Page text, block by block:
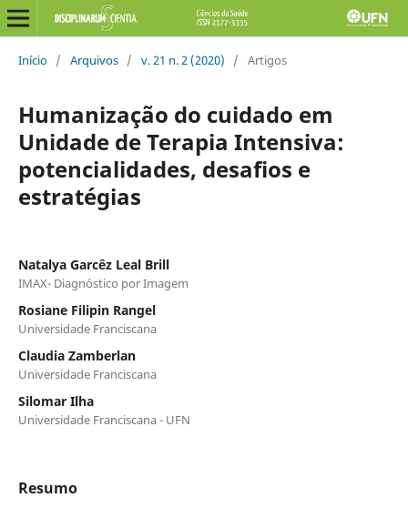
Início / Arquivos / v. 21 n. 2 (2020) / Artigos
Humanização do cuidado em
Unidade de Terapia Intensiva:
potencialidades, desafios e
estratégias
Natalya Garcêz Leal Brill
IMAX- Diagnóstico por Imagem
Rosiane Filipin Rangel
Universidade Franciscana
Claudia Zamberlan
Universidade Franciscana
Silomar Ilha
Universidade Franciscana - UFN
Resumo